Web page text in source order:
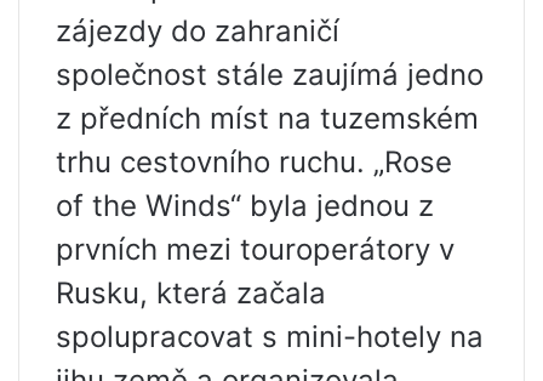
zájezdy do zahraničí
společnost stále zaujímá jedno
z předních míst na tuzemském
trhu cestovního ruchu. „Rose
of the Winds“ byla jednou z
prvních mezi touroperátory v
Rusku, která začala
spolupracovat s mini-hotely na